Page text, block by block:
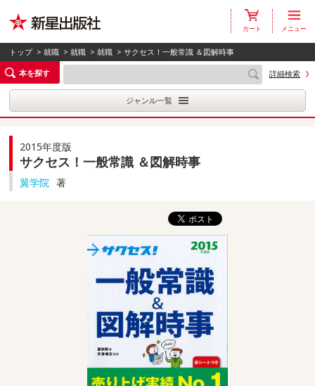
カート メニュー
トップ >就職 >就職 >就職 > サクセス！一般常識 ＆図解時事
本を探す
詳細検索
ジャンル一覧
2015年度版
サクセス！一般常識 ＆図解時事
翼学院 著